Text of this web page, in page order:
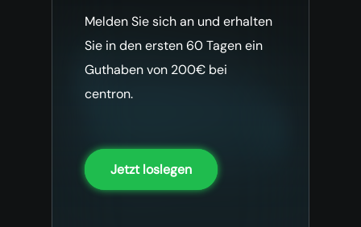
Melden Sie sich an und erhalten
Sie in den ersten 60 Tagen ein
Guthaben von 200€ bei
centron.
Jetzt loslegen